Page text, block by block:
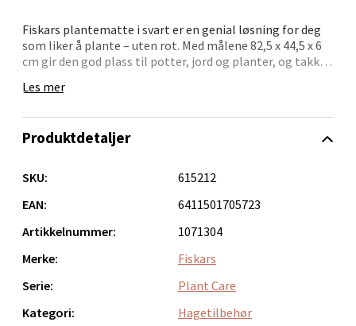
Fiskars plantematte i svart er en genial løsning for deg
som liker å plante – uten rot. Med målene 82,5 x 44,5 x 6
cm gir den god plass til potter, jord og planter, og takket
formen og forhindrer at jorden havner utenfor.
enkelt tilbake overflødig jord – eller tømmer avfallet i
oppbevaring. Perfekt for både innendørs og utendørs
• Holder orden – beskytter bord og gulv
• Borrelåskanter holder alt på plass
• Enkel å rengjøre og lagre
• Stor arbeidsflate i kompakt format
Smart, ryddig og klart til neste planteprosjekt.
Les mer
Produktdetaljer
SKU:
615212
EAN:
6411501705723
Artikkelnummer:
1071304
Merke:
Fiskars
Serie:
Plant Care
Kategori:
Hagetilbehør
Velg
Folke Bernadottes vei 52, 5147 Fyllingsdalen
Oppdal - Aunasenteret